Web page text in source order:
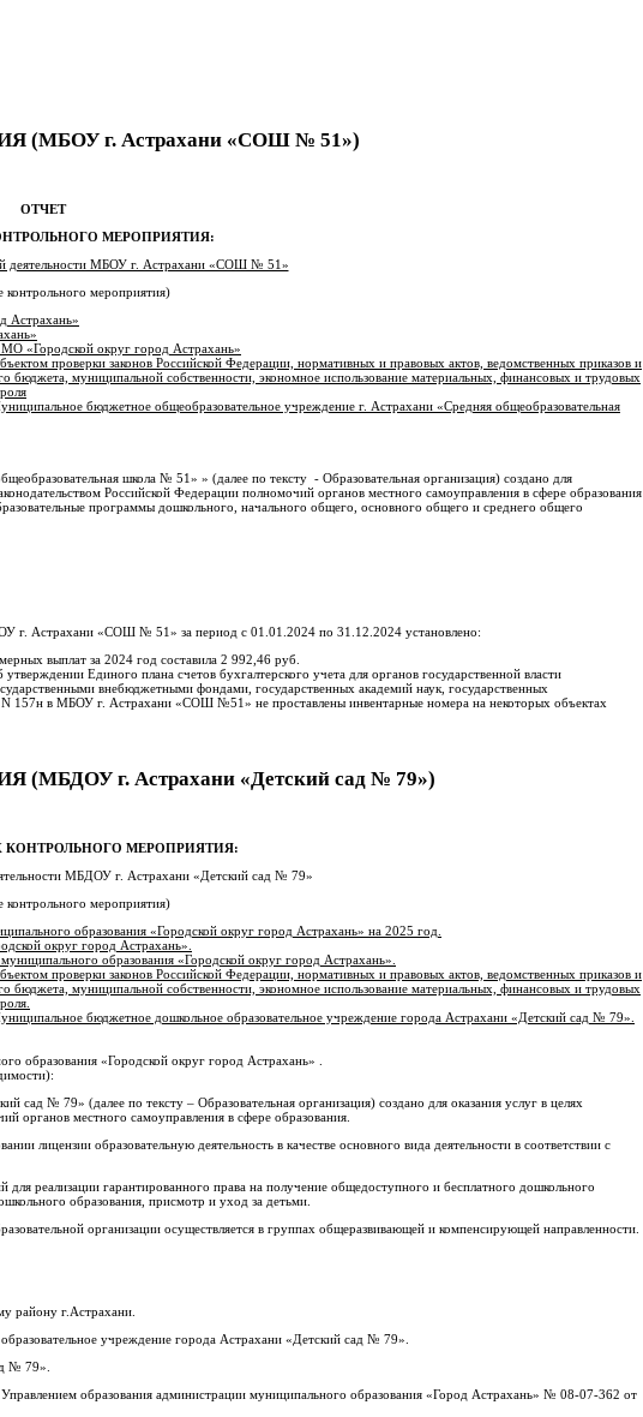
г. Астрахани «СОШ № 51»)
ОТЧЕТ
МЕРОПРИЯТИЯ:
деятельности МБОУ г. Астрахани «СОШ № 51»
контрольного мероприятия)
Астрахань»
»
МО «Городской округ город Астрахань»
проверки законов Российской Федерации, нормативных и правовых актов, ведомственных приказов и
бюджета, муниципальной собственности, экономное использование материальных, финансовых и трудовых
бюджетное общеобразовательное учреждение г. Астрахани «Средняя общеобразовательная
школа № 51» » (далее по тексту - Образовательная организация) создано для
Российской Федерации полномочий органов местного самоуправления в сфере образования
программы дошкольного, начального общего, основного общего и среднего общего
г. Астрахани «СОШ № 51» за период с 01.01.2024 по 31.12.2024 установлено:
выплат за 2024 год составила 2 992,46 руб.
Единого плана счетов бухгалтерского учета для органов государственной власти
внебюджетными фондами, государственных академий наук, государственных
157н в МБОУ г. Астрахани «СОШ №51» не проставлены инвентарные номера на некоторых объектах
г. Астрахани «Детский сад № 79»)
КОНТРОЛЬНОГО МЕРОПРИЯТИЯ:
МБДОУ г. Астрахани «Детский сад № 79»
контрольного мероприятия)
образования «Городской округ город Астрахань» на 2025 год.
округ город Астрахань».
образования «Городской округ город Астрахань».
проверки законов Российской Федерации, нормативных и правовых актов, ведомственных приказов и
бюджета, муниципальной собственности, экономное использование материальных, финансовых и трудовых
бюджетное дошкольное образовательное учреждение города Астрахани «Детский сад № 79».
образования «Городской округ город Астрахань» .
№ 79» (далее по тексту – Образовательная организация) создано для оказания услуг в целях
органов местного самоуправления в сфере образования.
лицензии образовательную деятельность в качестве основного вида деятельности в соответствии с
для реализации гарантированного права на получение общедоступного и бесплатного дошкольного
образования, присмотр и уход за детьми.
организации осуществляется в группах общеразвивающей и компенсирующей направленности.
району г.Астрахани.
учреждение города Астрахани «Детский сад № 79».
№ 79».
образования администрации муниципального образования «Город Астрахань» № 08-07-362 от